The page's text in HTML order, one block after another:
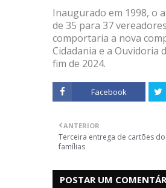
Inaugurado em 1998, o
de 35 para 37
comportaria a nova
Cidadania e a
fim de 2024.
Facebook
ANTERIOR
Terceira entrega de cartões
famílias
POSTAR UM